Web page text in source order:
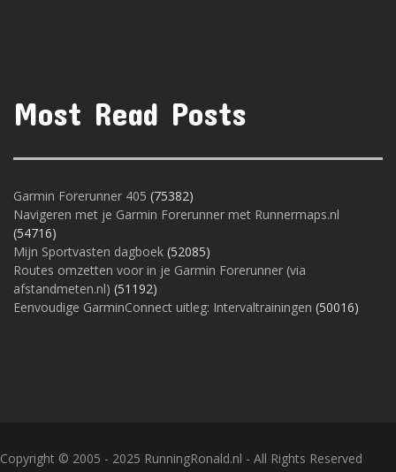
Most Read Posts
Garmin Forerunner 405 (75382)
Navigeren met je Garmin Forerunner met Runnermaps.nl
(54716)
Mijn Sportvasten dagboek (52085)
Routes omzetten voor in je Garmin Forerunner (via
afstandmeten.nl) (51192)
Eenvoudige GarminConnect uitleg: Intervaltrainingen (50016)
Copyright © 2005 - 2025 RunningRonald.nl - All Rights Reserved